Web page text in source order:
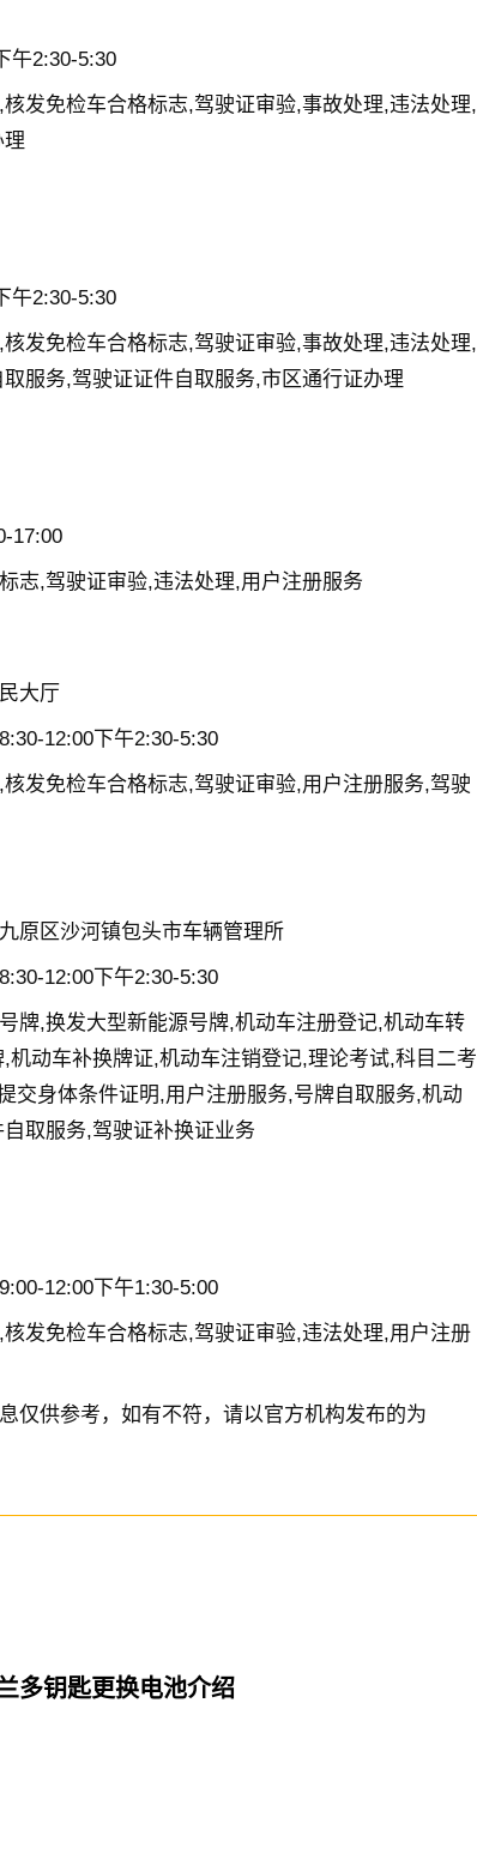
午2:30-5:30
发免检车合格标志,驾驶证审验,事故处理,违法处理,
午2:30-5:30
发免检车合格标志,驾驶证审验,事故处理,违法处理,
服务,驾驶证证件自取服务,市区通行证办理
17:00
志,驾驶证审验,违法处理,用户注册服务
大厅
12:00下午2:30-5:30
发免检车合格标志,驾驶证审验,用户注册服务,驾驶
原区沙河镇包头市车辆管理所
12:00下午2:30-5:30
牌,换发大型新能源号牌,机动车注册登记,机动车转
机动车补换牌证,机动车注销登记,理论考试,科目二考
交身体条件证明,用户注册服务,号牌自取服务,机动
取服务,驾驶证补换证业务
12:00下午1:30-5:00
发免检车合格标志,驾驶证审验,违法处理,用户注册
仅供参考，如有不符，请以官方机构发布的为
多钥匙更换电池介绍